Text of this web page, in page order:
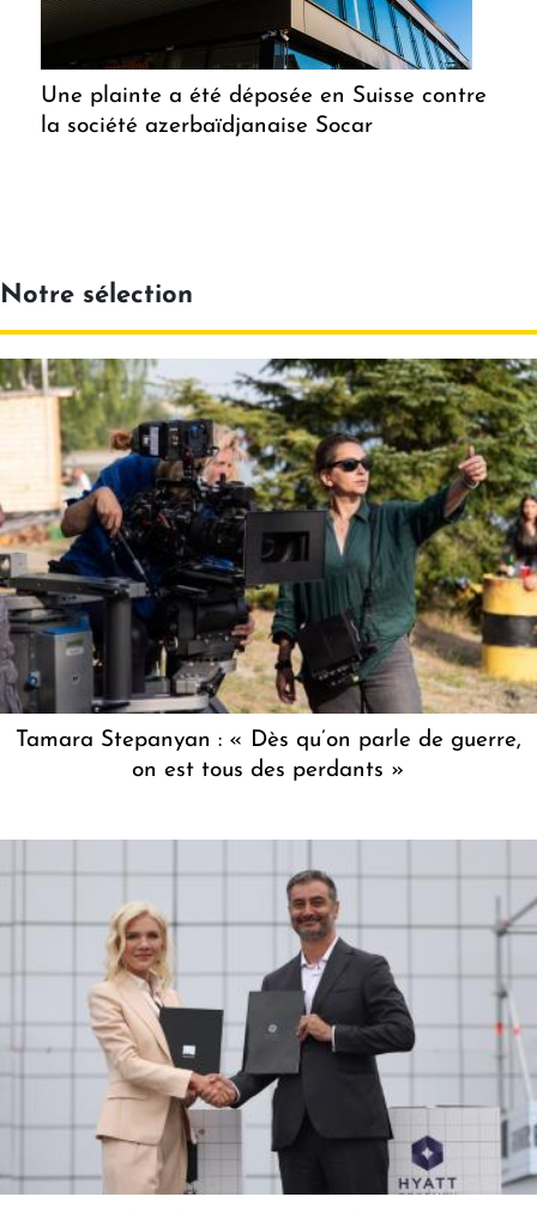
Une plainte a été déposée en Suisse contre
la société azerbaïdjanaise Socar
Notre sélection
Tamara Stepanyan : « Dès qu’on parle de guerre,
on est tous des perdants »